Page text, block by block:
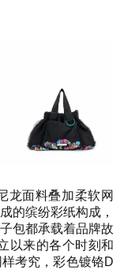
龙面料叠加柔软网
的缤纷彩纸构成，
包都承载着品牌故
以来的各个时刻和
考究，彩色镀铬D